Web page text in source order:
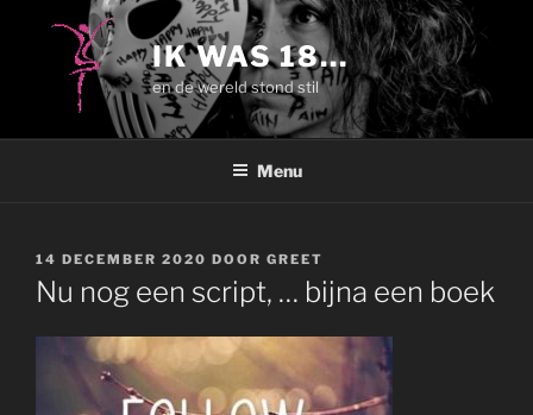
IK WAS 18…
en de wereld stond stil
Menu
GEPLAATST
OP
14 DECEMBER 2020 DOOR GREET
Nu nog een script, … bijna een boek